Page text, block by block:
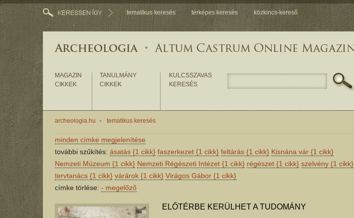
tematikus keresés térképes keresés közkincs-kereső
MAGAZIN
CIKKEK
TANULMÁNY
CIKKEK
KULCSSZAVAS
KERESÉS
archeologia.hu tematikus keresés
minden címke megjelenítése
további szűkítés: ásatás {1 cikk} faszerkezet {1 cikk} feltárás {1 cikk} Kisnána vár {1 cikk}
Nemzeti Múzeum {1 cikk} Nemzeti Régészeti Intézet {1 cikk} régészet {1 cikk} szelvény {1 cikk}
tervtanács {1 cikk} várárok {1 cikk} Virágos Gábor {1 cikk}
címke törlése: - megelőző
ELŐTÉRBE KERÜLHET A TUDOMÁNY